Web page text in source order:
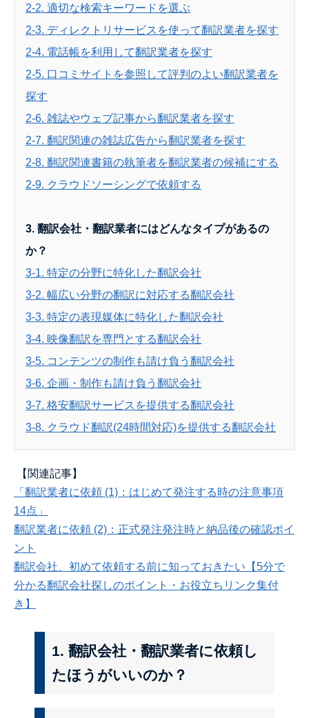
2-2. 適切な検索キーワードを選ぶ
2-3. ディレクトリサービスを使って翻訳業者を探す
2-4. 電話帳を利用して翻訳業者を探す
2-5. 口コミサイトを参照して評判のよい翻訳業者を
探す
2-6. 雑誌やウェブ記事から翻訳業者を探す
2-7. 翻訳関連の雑誌広告から翻訳業者を探す
2-8. 翻訳関連書籍の執筆者を翻訳業者の候補にする
2-9. クラウドソーシングで依頼する
3. 翻訳会社・翻訳業者にはどんなタイプがあるの
か？
3-1. 特定の分野に特化した翻訳会社
3-2. 幅広い分野の翻訳に対応する翻訳会社
3-3. 特定の表現媒体に特化した翻訳会社
3-4. 映像翻訳を専門とする翻訳会社
3-5. コンテンツの制作も請け負う翻訳会社
3-6. 企画・制作も請け負う翻訳会社
3-7. 格安翻訳サービスを提供する翻訳会社
3-8. クラウド翻訳(24時間対応)を提供する翻訳会社
【関連記事】
「翻訳業者に依頼 (1)：はじめて発注する時の注意事項
14点」
翻訳業者に依頼 (2)：正式発注発注時と納品後の確認ポイ
ント
翻訳会社、初めて依頼する前に知っておきたい【5分で
分かる翻訳会社探しのポイント・お役立ちリンク集付
き】
1. 翻訳会社・翻訳業者に依頼し
たほうがいいのか？